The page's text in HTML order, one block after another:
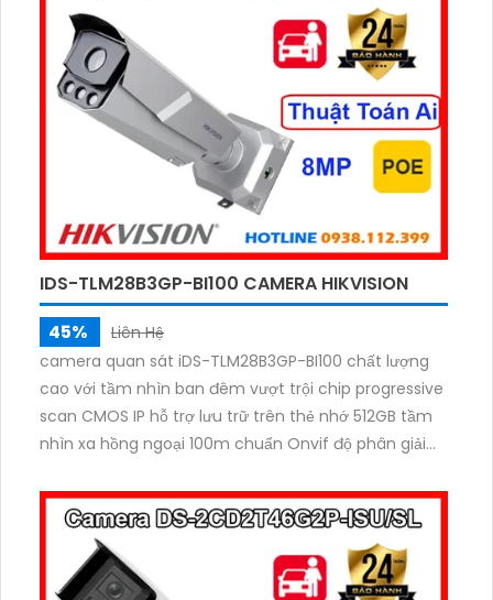
IDS-TLM28B3GP-BI100 CAMERA HIKVISION
45%
Liên Hệ
camera quan sát iDS-TLM28B3GP-BI100 chất lượng
cao với tầm nhìn ban đêm vượt trội chip progressive
scan CMOS IP hỗ trợ lưu trữ trên thẻ nhớ 512GB tầm
nhìn xa hồng ngoại 100m chuẩn Onvif độ phân giải
tốc độ cao màu sắc sáng đẹp phù hợp sử dụng trong
Giao Thông.